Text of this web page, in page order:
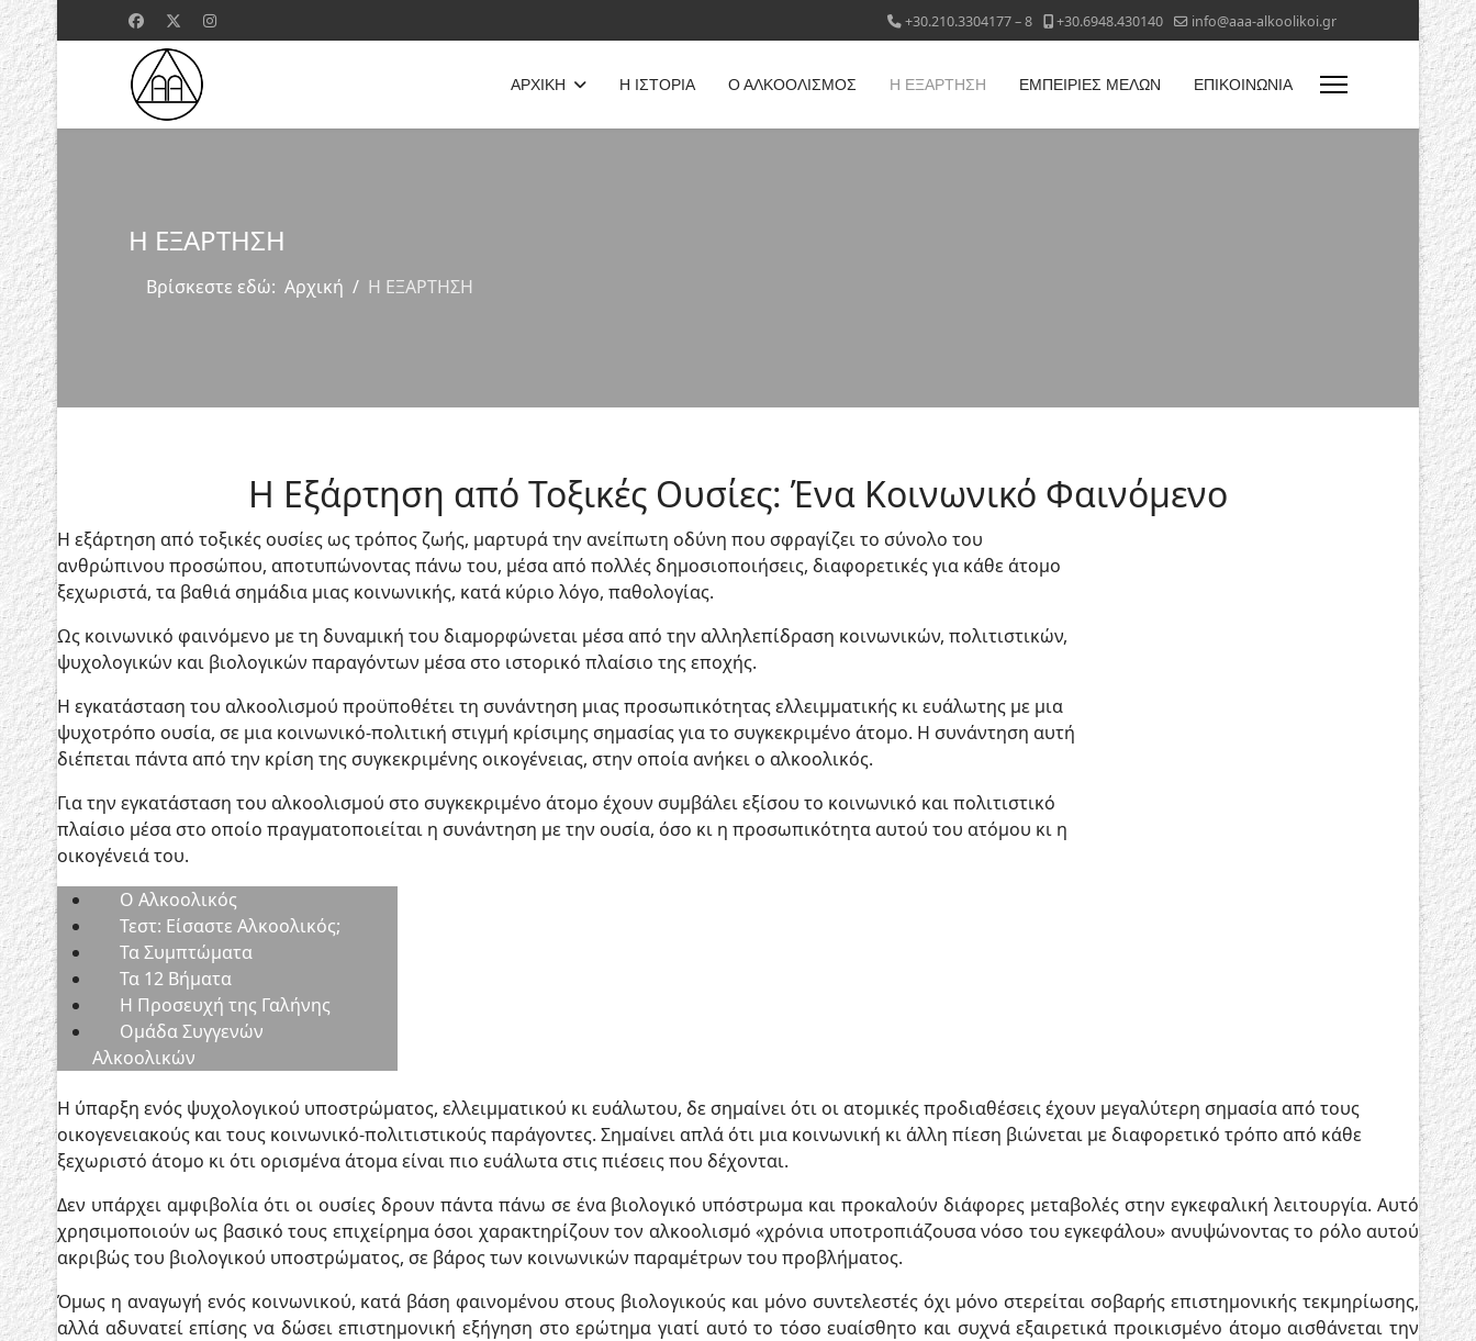
+30.210.3304177 – 8 +30.6948.430140 info@aaa-alkoolikoi.gr
ΑΡΧΙΚΗ Η ΙΣΤΟΡΙΑ Ο ΑΛΚΟΟΛΙΣΜΟΣ Η ΕΞΑΡΤΗΣΗ ΕΜΠΕΙΡΙΕΣ ΜΕΛΩΝ ΕΠΙΚΟΙΝΩΝΙΑ
Η ΕΞΑΡΤΗΣΗ
Βρίσκεστε εδώ: Αρχική Η ΕΞΑΡΤΗΣΗ
Η Εξάρτηση από Τοξικές Ουσίες: Ένα Κοινωνικό Φαινόμενο
Η εξάρτηση από τοξικές ουσίες ως τρόπος ζωής, μαρτυρά την ανείπωτη οδύνη που σφραγίζει το σύνολο του
ανθρώπινου προσώπου, αποτυπώνοντας πάνω του, μέσα από πολλές δημοσιοποιήσεις, διαφορετικές για κάθε άτομο
ξεχωριστά, τα βαθιά σημάδια μιας κοινωνικής, κατά κύριο λόγο, παθολογίας.
Ως κοινωνικό φαινόμενο με τη δυναμική του διαμορφώνεται μέσα από την αλληλεπίδραση κοινωνικών, πολιτιστικών,
ψυχολογικών και βιολογικών παραγόντων μέσα στο ιστορικό πλαίσιο της εποχής.
Η εγκατάσταση του αλκοολισμού προϋποθέτει τη συνάντηση μιας προσωπικότητας ελλειμματικής κι ευάλωτης με μια
ψυχοτρόπο ουσία, σε μια κοινωνικό-πολιτική στιγμή κρίσιμης σημασίας για το συγκεκριμένο άτομο. Η συνάντηση αυτή
διέπεται πάντα από την κρίση της συγκεκριμένης οικογένειας, στην οποία ανήκει ο αλκοολικός.
Για την εγκατάσταση του αλκοολισμού στο συγκεκριμένο άτομο έχουν συμβάλει εξίσου το κοινωνικό και πολιτιστικό
πλαίσιο μέσα στο οποίο πραγματοποιείται η συνάντηση με την ουσία, όσο κι η προσωπικότητα αυτού του ατόμου κι η
οικογένειά του.
Ο Aλκοολικός
Τεστ: Είσαστε Αλκοολικός;
Τα Συμπτώματα
Τα 12 Βήματα
Η Προσευχή της Γαλήνης
Ομάδα Συγγενών
Αλκοολικών
Η ύπαρξη ενός ψυχολογικού υποστρώματος, ελλειμματικού κι ευάλωτου, δε σημαίνει ότι οι ατομικές προδιαθέσεις έχουν μεγαλύτερη σημασία από τους
οικογενειακούς και τους κοινωνικό-πολιτιστικούς παράγοντες. Σημαίνει απλά ότι μια κοινωνική κι άλλη πίεση βιώνεται με διαφορετικό τρόπο από κάθε
ξεχωριστό άτομο κι ότι ορισμένα άτομα είναι πιο ευάλωτα στις πιέσεις που δέχονται.
Δεν υπάρχει αμφιβολία ότι οι ουσίες δρουν πάντα πάνω σε ένα βιολογικό υπόστρωμα και προκαλούν διάφορες μεταβολές στην εγκεφαλική λειτουργία. Αυτό
χρησιμοποιούν ως βασικό τους επιχείρημα όσοι χαρακτηρίζουν τον αλκοολισμό «χρόνια υποτροπιάζουσα νόσο του εγκεφάλου» ανυψώνοντας το ρόλο αυτού
ακριβώς του βιολογικού υποστρώματος, σε βάρος των κοινωνικών παραμέτρων του προβλήματος.
Όμως η αναγωγή ενός κοινωνικού, κατά βάση φαινομένου στους βιολογικούς και μόνο συντελεστές όχι μόνο στερείται σοβαρής επιστημονικής τεκμηρίωσης,
αλλά αδυνατεί επίσης να δώσει επιστημονική εξήγηση στο ερώτημα γιατί αυτό το τόσο ευαίσθητο και συχνά εξαιρετικά προικισμένο άτομο αισθάνεται την